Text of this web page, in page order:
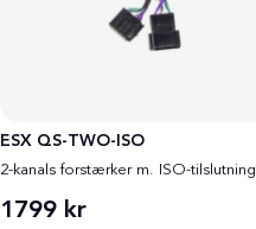
ESX QS-TWO-ISO
2-kanals forstærker m. ISO-tilslutning
1799 kr